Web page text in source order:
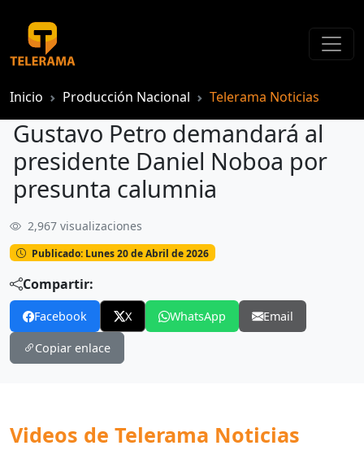
Inicio Producción Nacional Telerama Noticias
Gustavo Petro demandará al
presidente Daniel Noboa por
presunta calumnia
2,967 visualizaciones
Publicado: Lunes 20 de Abril de 2026
Compartir:
Facebook X WhatsApp Email
Copiar enlace
Videos de Telerama Noticias